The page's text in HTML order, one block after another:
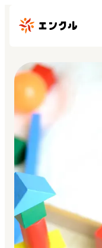
保育園・幼稚園を探す
マイページ
閲覧履歴